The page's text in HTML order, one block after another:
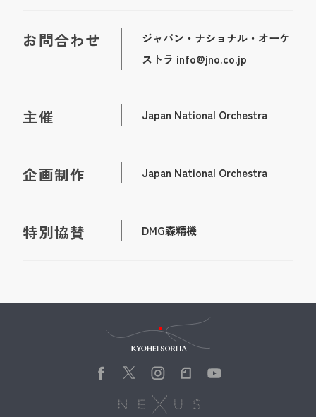
お問合わせ
ジャパン・ナショナル・オーケ
ストラ info@jno.co.jp
主催 Japan National Orchestra
企画制作 Japan National Orchestra
特別協賛 DMG森精機